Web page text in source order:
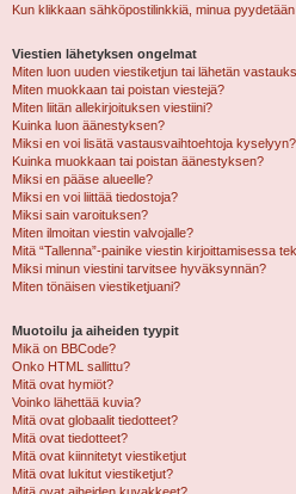
Kun klikkaan sähköpostilinkkiä, minua
Viestien lähetyksen ongelmat
Miten luon uuden viestiketjun tai lähetän
Miten muokkaan tai poistan viestejä?
Miten liitän allekirjoituksen viestiini?
Kuinka luon äänestyksen?
Miksi en voi lisätä vastausvaihtoehtoja kyselyyn?
Kuinka muokkaan tai poistan äänestyksen?
Miksi en pääse alueelle?
Miksi en voi liittää tiedostoja?
Miksi sain varoituksen?
Miten ilmoitan viestin valvojalle?
Mitä “Tallenna”-painike viestin kirjoittamisessa
Miksi minun viestini tarvitsee hyväksynnän?
Miten tönäisen viestiketjuani?
Muotoilu ja aiheiden tyypit
Mikä on BBCode?
Onko HTML sallittu?
Mitä ovat hymiöt?
Voinko lähettää kuvia?
Mitä ovat globaalit tiedotteet?
Mitä ovat tiedotteet?
Mitä ovat kiinnitetyt viestiketjut
Mitä ovat lukitut viestiketjut?